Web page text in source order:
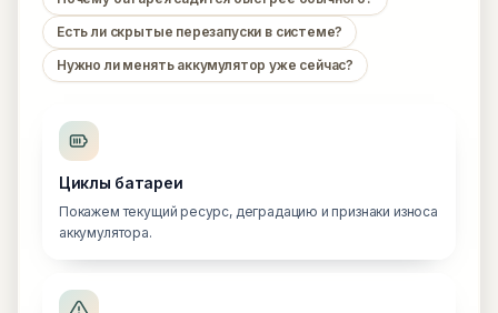
Есть ли скрытые перезапуски в системе?
Нужно ли менять аккумулятор уже сейчас?
Циклы батареи
Покажем текущий ресурс, деградацию и признаки износа
аккумулятора.